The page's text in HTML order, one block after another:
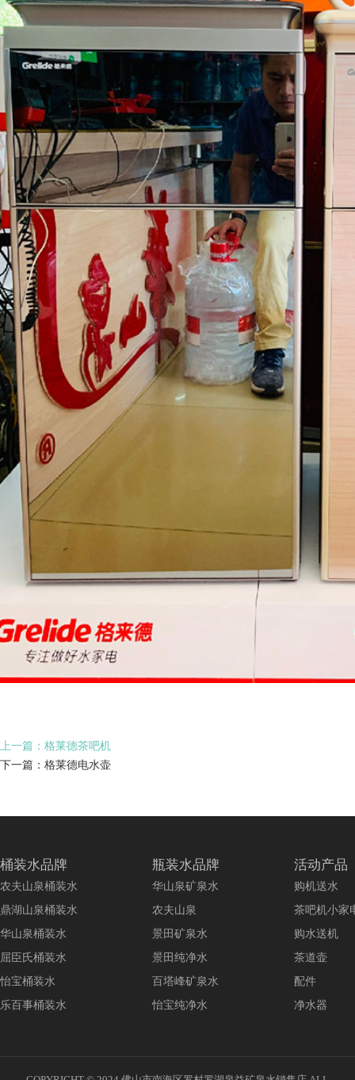
上一篇：格莱德茶吧机
下一篇：格莱德电水壶
桶装水品牌
农夫山泉桶装水
鼎湖山泉桶装水
华山泉桶装水
屈臣氏桶装水
怡宝桶装水
乐百事桶装水
瓶装水品牌
华山泉矿泉水
农夫山泉
景田矿泉水
景田纯净水
百塔峰矿泉水
怡宝纯净水
活动产品
购机送水
茶吧机小家
购水送机
茶道壶
配件
净水器